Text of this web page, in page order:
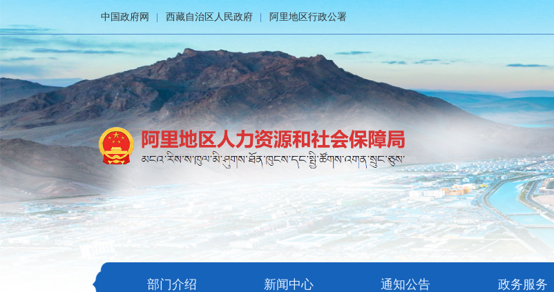
中国政府网 西藏自治区人民政府 阿里地区行政公署
部门介绍 新闻中心 通知公告 政务服务